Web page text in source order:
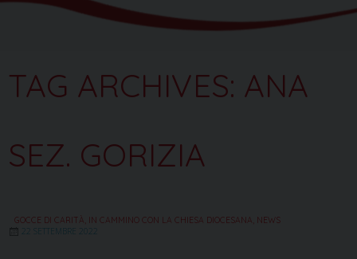
TAG ARCHIVES: ANA
SEZ. GORIZIA
GOCCE DI CARITÀ IN CAMMINO CON LA CHIESA DIOCESANA NEWS
22 SETTEMBRE 2022